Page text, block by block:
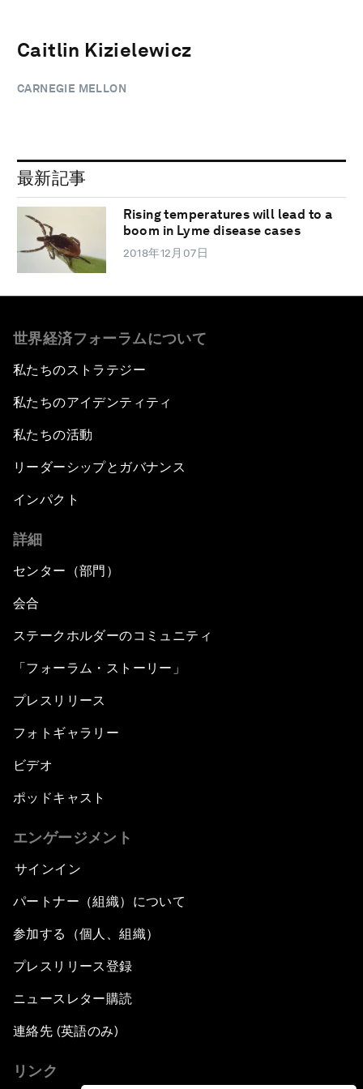
Caitlin Kizielewicz
CARNEGIE MELLON
最新記事
Rising temperatures will lead to a
boom in Lyme disease cases
2018年12月07日
世界経済フォーラムについて
私たちのストラテジー
私たちのアイデンティティ
私たちの活動
リーダーシップとガバナンス
インパクト
詳細
センター（部門）
会合
ステークホルダーのコミュニティ
「フォーラム・ストーリー」
プレスリリース
フォトギャラリー
ビデオ
ポッドキャスト
エンゲージメント
サインイン
パートナー（組織）について
参加する（個人、組織）
プレスリリース登録
ニュースレター購読
連絡先 (英語のみ)
リンク